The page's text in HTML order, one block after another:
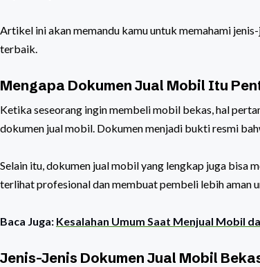
Artikel ini akan memandu kamu untuk memahami
terbaik.
Mengapa Dokumen Jual Mobil Itu
Ketika seseorang ingin membeli mobil bekas, hal
dokumen jual mobil. Dokumen menjadi bukti resmi
Selain itu, dokumen jual mobil yang lengkap juga bisa
terlihat profesional dan membuat pembeli lebih aman
Baca Juga: Kesalahan Umum Saat Menjual Mobil
Jenis-Jenis Dokumen Jual Mobil